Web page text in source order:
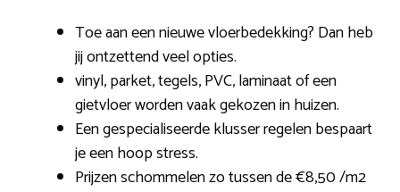
Toe aan een nieuwe vloerbedekking? Dan heb
jij ontzettend veel opties.
vinyl, parket, tegels, PVC, laminaat of een
gietvloer worden vaak gekozen in huizen.
Een gespecialiseerde klusser regelen bespaart
je een hoop stress.
Prijzen schommelen zo tussen de €8,50 /m2